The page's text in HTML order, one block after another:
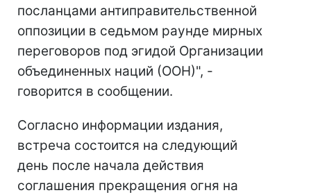
посланцами антиправительственной
оппозиции в седьмом раунде мирных
переговоров под эгидой Организации
объединенных наций (ООН)", -
говорится в сообщении.
Согласно информации издания,
встреча состоится на следующий
день после начала действия
соглашения прекращения огня на